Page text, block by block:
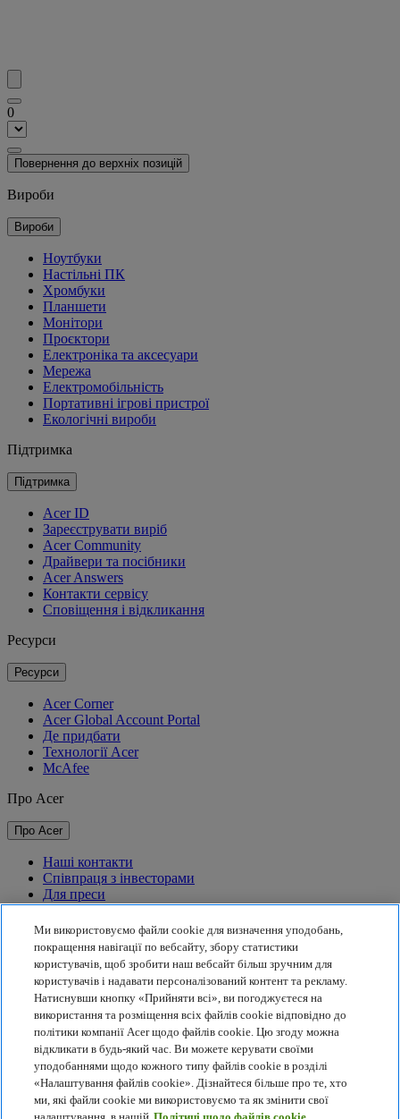
0
Повернення до верхніх позицій
Вироби
Вироби
Ноутбуки
Настільні ПК
Хромбуки
Планшети
Монітори
Проєктори
Електроніка та аксесуари
Мережа
Електромобільність
Портативні ігрові пристрої
Екологічні вироби
Підтримка
Підтримка
Acer ID
Зареєструвати виріб
Acer Community
Драйвери та посібники
Acer Answers
Контакти сервісу
Сповіщення і відкликання
Ресурси
Ресурси
Acer Corner
Acer Global Account Portal
Де придбати
Технології Acer
McAfee
Про Acer
Про Acer
Наші контакти
Співпраця з інвесторами
Для преси
Нагороди
Події
Сталий розвиток
Сталий розвиток
Корпоративна соціальна відповідальність
Вуглецевий слід товарів
Проєкт Project Humanity
Earthion
Політика конфіденційності
Політика використання файлів cookie
Ми використовуємо файли cookie для визначення уподобань,
покращення навігації по вебсайту, збору статистики
користувачів, щоб зробити наш вебсайт більш зручним для
користувачів і надавати персоналізований контент та рекламу.
Натиснувши кнопку «Прийняти всі», ви погоджуєтеся на
використання та розміщення всіх файлів cookie відповідно до
політики компанії Acer щодо файлів cookie. Цю згоду можна
відкликати в будь-який час. Ви можете керувати своїми
уподобаннями щодо кожного типу файлів cookie в розділі
«Налаштування файлів cookie». Дізнайтеся більше про те, хто
ми, які файли cookie ми використовуємо та як змінити свої